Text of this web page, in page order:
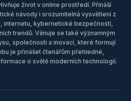
život v online prostředí. Přináší
návody i srozumitelná vysvětlení z
internetu, kybernetické bezpečnosti,
trendů. Věnuje se také významným
společnosti a inovací, které formují
je přinášet čtenářům přehledné,
o světě moderních technologií.